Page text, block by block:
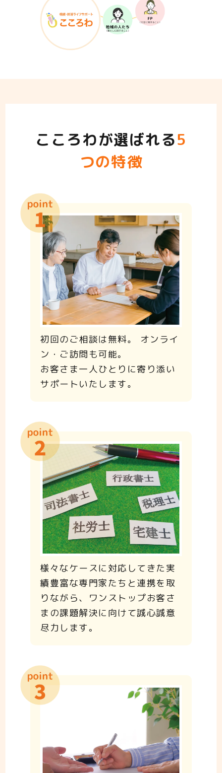
こころわが選ばれる5
つの特徴
初回のご相談は無料。 オンライ
ン・ご訪問も可能。
お客さま一人ひとりに寄り添い
サポートいたします。
様々なケースに対応してきた実
績豊富な専門家たちと連携を取
りながら、ワンストップお客さ
まの課題解決に向けて誠心誠意
尽力します。